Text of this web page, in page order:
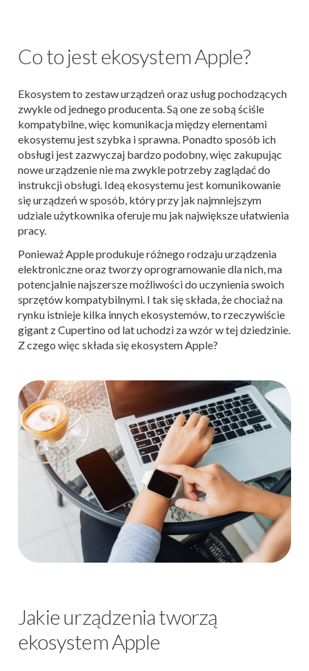
Co to jest ekosystem Apple?
Ekosystem to zestaw urządzeń oraz usług pochodzących
zwykle od jednego producenta. Są one ze sobą ściśle
kompatybilne, więc komunikacja między elementami
ekosystemu jest szybka i sprawna. Ponadto sposób ich
obsługi jest zazwyczaj bardzo podobny, więc zakupując
nowe urządzenie nie ma zwykle potrzeby zaglądać do
instrukcji obsługi. Ideą ekosystemu jest komunikowanie
się urządzeń w sposób, który przy jak najmniejszym
udziale użytkownika oferuje mu jak największe ułatwienia
pracy.
Ponieważ Apple produkuje różnego rodzaju urządzenia
elektroniczne oraz tworzy oprogramowanie dla nich, ma
potencjalnie najszersze możliwości do uczynienia swoich
sprzętów kompatybilnymi. I tak się składa, że chociaż na
rynku istnieje kilka innych ekosystemów, to rzeczywiście
gigant z Cupertino od lat uchodzi za wzór w tej dziedzinie.
Z czego więc składa się ekosystem Apple?
Jakie urządzenia tworzą
ekosystem Apple